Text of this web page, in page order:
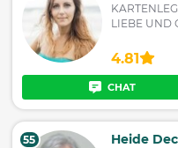
KARTENLEGEN ❤️ KONTAKT
LIEBE UND
4.81
CHAT
55 Heide